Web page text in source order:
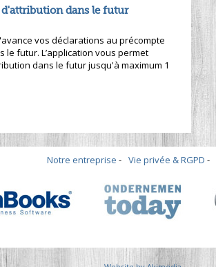
dans le futur
vos déclarations au précompte
futur. L’application vous permet
dans le futur jusqu'à maximum 1
Notre entreprise Vie privée & RGPD